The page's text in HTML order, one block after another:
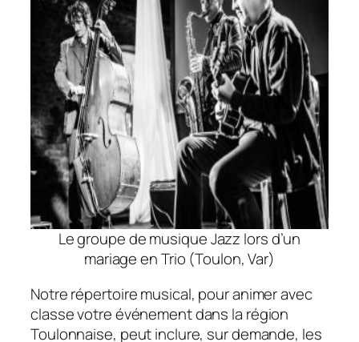
Le groupe de musique Jazz lors d’un
mariage en Trio (Toulon, Var)
Notre répertoire musical, pour animer avec
classe votre événement dans la région
Toulonnaise, peut inclure, sur demande, les